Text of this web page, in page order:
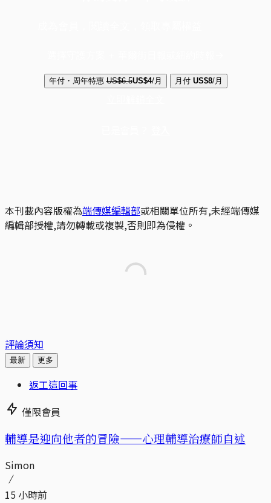
年付・周年特惠 US$6.5US$4/月 月付 US$8/月
本刊載內容版權為端傳媒編輯部或相關單位所有,未經端傳媒
編輯部授權,請勿轉載或複製,否則即為侵權。
評論須知
最新 更多
返工這回事
僅限會員
輔導是迎向他者的冒險——心理輔導治療師自述
Simon
15 小時前